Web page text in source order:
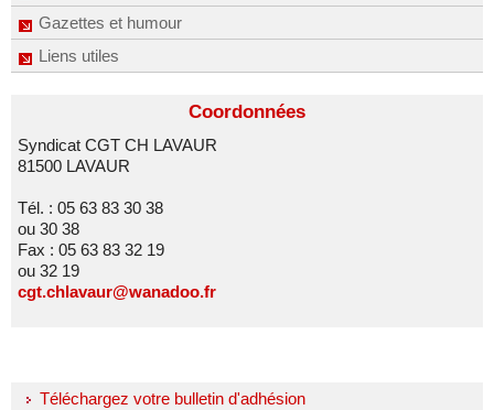
Gazettes et humour
Liens utiles
Coordonnées
Syndicat CGT CH LAVAUR
81500 LAVAUR
Tél. : 05 63 83 30 38
ou 30 38
Fax : 05 63 83 32 19
ou 32 19
cgt.chlavaur@wanadoo.fr
Téléchargez votre bulletin d'adhésion